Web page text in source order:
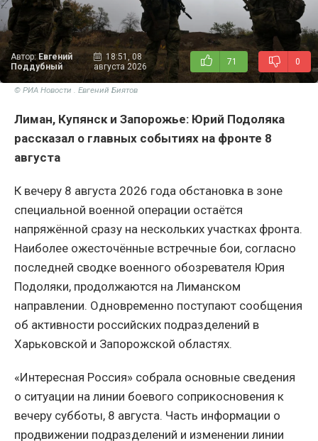
Автор:Евгений
Поддубный
18:51, 08
августа 2026
71 0
© РИА Новости . Евгений Биятов
Лиман, Купянск и Запорожье: Юрий Подоляка
рассказал о главных событиях на фронте 8
августа
К вечеру 8 августа 2026 года обстановка в зоне
специальной военной операции остаётся
напряжённой сразу на нескольких участках фронта.
Наиболее ожесточённые встречные бои, согласно
последней сводке военного обозревателя Юрия
Подоляки, продолжаются на Лиманском
направлении. Одновременно поступают сообщения
об активности российских подразделений в
Харьковской и Запорожской областях.
«Интересная Россия» собрала основные сведения
о ситуации на линии боевого соприкосновения к
вечеру субботы, 8 августа. Часть информации о
продвижении подразделений и изменении линии